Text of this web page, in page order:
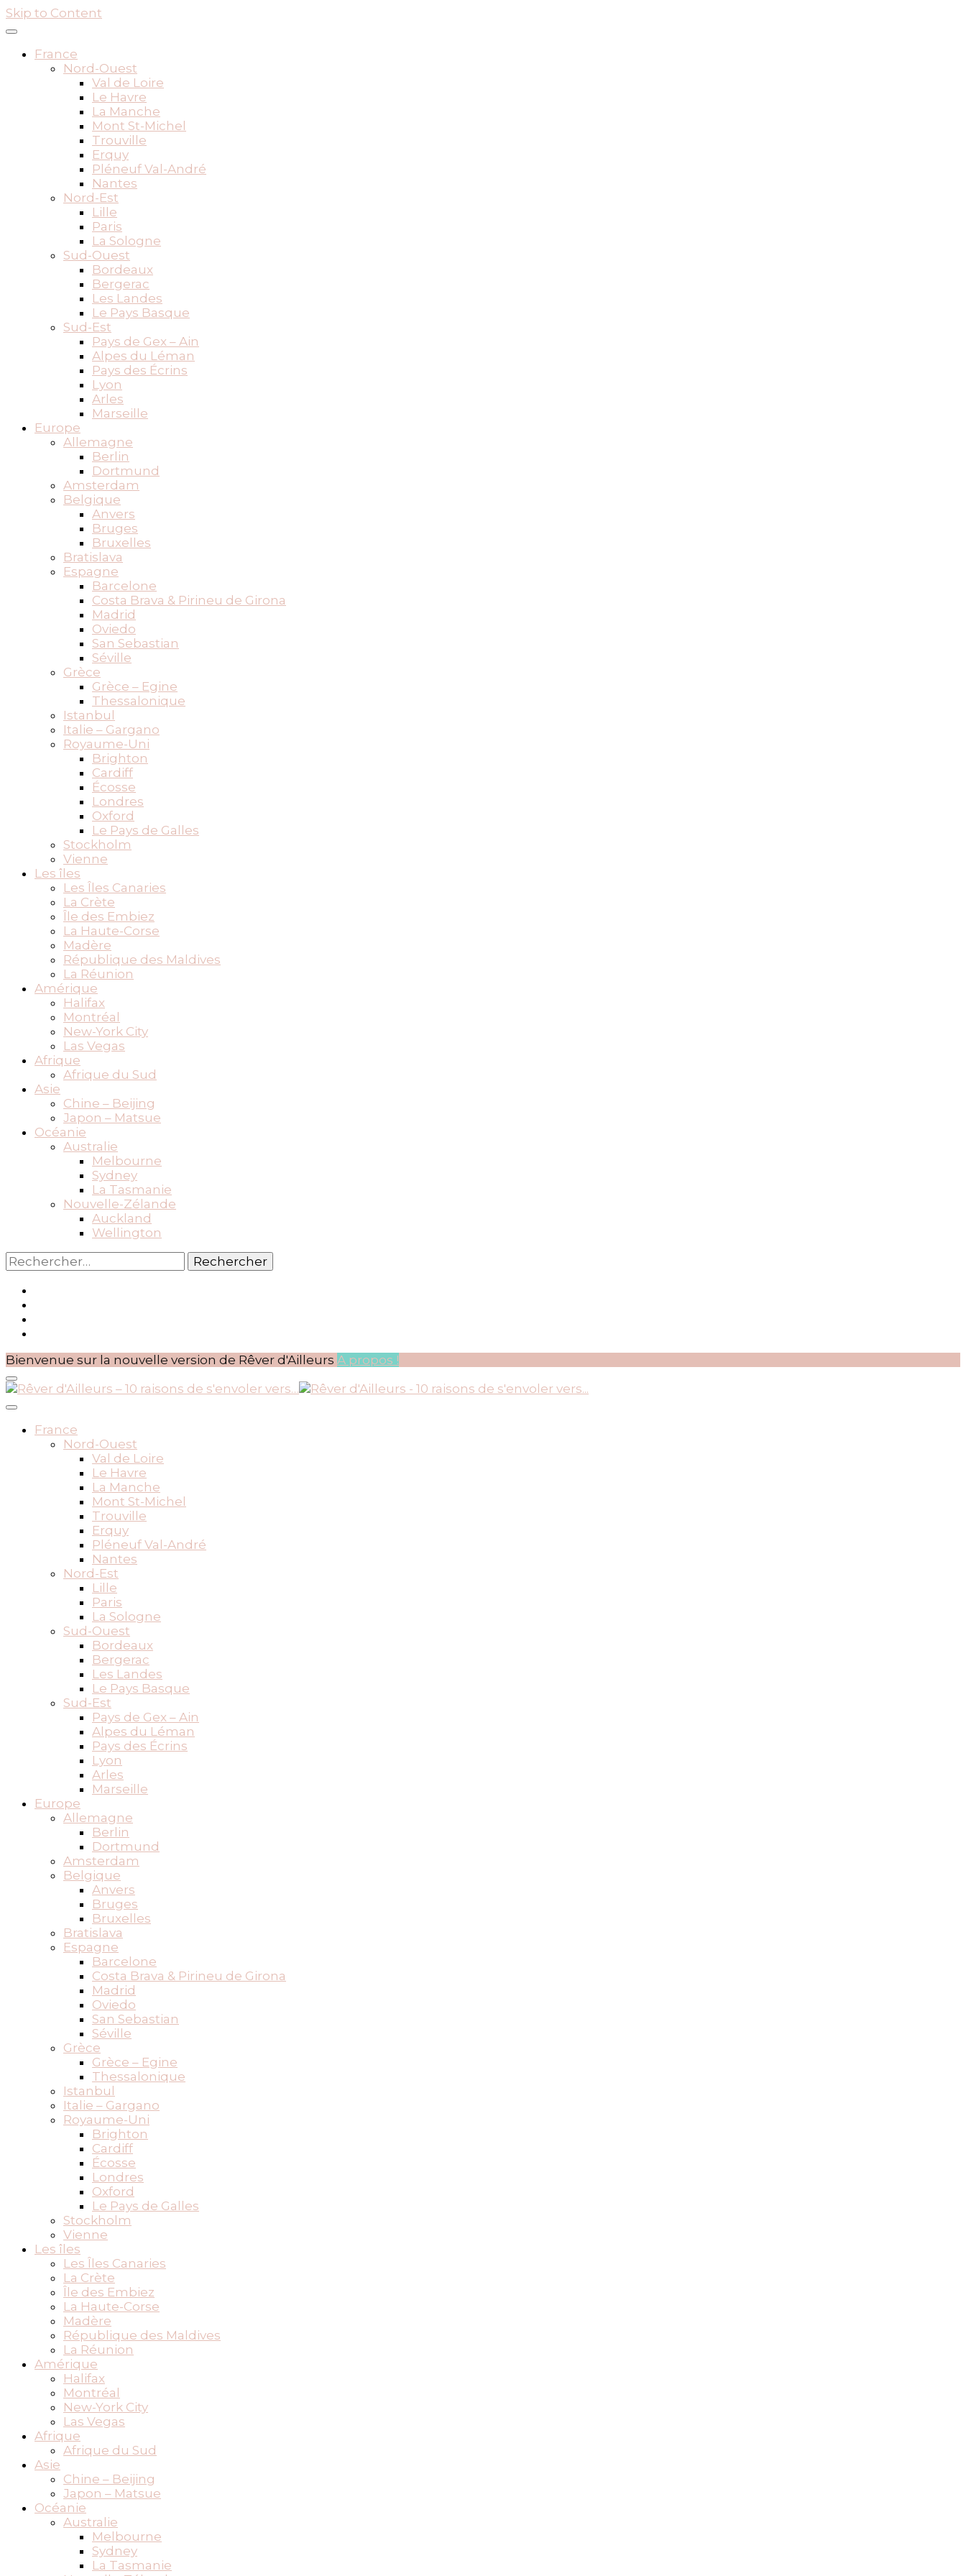
Skip to Content
France
Nord-Ouest
Val de Loire
Le Havre
La Manche
Mont St-Michel
Trouville
Erquy
Pléneuf Val-André
Nantes
Nord-Est
Lille
Paris
La Sologne
Sud-Ouest
Bordeaux
Bergerac
Les Landes
Le Pays Basque
Sud-Est
Pays de Gex – Ain
Alpes du Léman
Pays des Écrins
Lyon
Arles
Marseille
Europe
Allemagne
Berlin
Dortmund
Amsterdam
Belgique
Anvers
Bruges
Bruxelles
Bratislava
Espagne
Barcelone
Costa Brava & Pirineu de Girona
Madrid
Oviedo
San Sebastian
Séville
Grèce
Grèce – Egine
Thessalonique
Istanbul
Italie – Gargano
Royaume-Uni
Brighton
Cardiff
Écosse
Londres
Oxford
Le Pays de Galles
Stockholm
Vienne
Les îles
Les Îles Canaries
La Crète
Île des Embiez
La Haute-Corse
Madère
République des Maldives
La Réunion
Amérique
Halifax
Montréal
New-York City
Las Vegas
Afrique
Afrique du Sud
Asie
Chine – Beijing
Japon – Matsue
Océanie
Australie
Melbourne
Sydney
La Tasmanie
Nouvelle-Zélande
Auckland
Wellington
Rechercher :
Bienvenue sur la nouvelle version de Rêver d'Ailleurs A propos !
Rêver d'Ailleurs – 10 raisons de s'envoler vers…
France
Nord-Ouest
Val de Loire
Le Havre
La Manche
Mont St-Michel
Trouville
Erquy
Pléneuf Val-André
Nantes
Nord-Est
Lille
Paris
La Sologne
Sud-Ouest
Bordeaux
Bergerac
Les Landes
Le Pays Basque
Sud-Est
Pays de Gex – Ain
Alpes du Léman
Pays des Écrins
Lyon
Arles
Marseille
Europe
Allemagne
Berlin
Dortmund
Amsterdam
Belgique
Anvers
Bruges
Bruxelles
Bratislava
Espagne
Barcelone
Costa Brava & Pirineu de Girona
Madrid
Oviedo
San Sebastian
Séville
Grèce
Grèce – Egine
Thessalonique
Istanbul
Italie – Gargano
Royaume-Uni
Brighton
Cardiff
Écosse
Londres
Oxford
Le Pays de Galles
Stockholm
Vienne
Les îles
Les Îles Canaries
La Crète
Île des Embiez
La Haute-Corse
Madère
République des Maldives
La Réunion
Amérique
Halifax
Montréal
New-York City
Las Vegas
Afrique
Afrique du Sud
Asie
Chine – Beijing
Japon – Matsue
Océanie
Australie
Melbourne
Sydney
La Tasmanie